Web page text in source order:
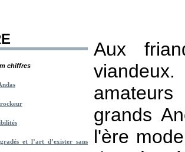
chiffres
et l’art d’exister sans
Aux
grands
l'ère